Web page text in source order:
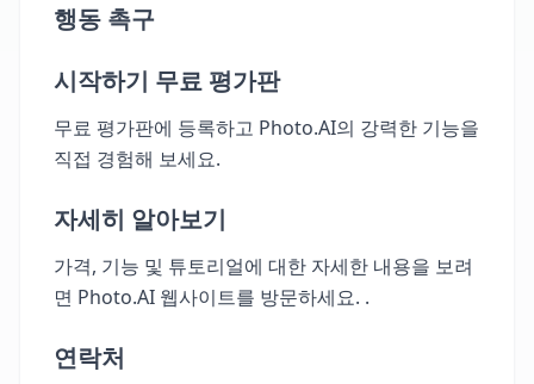
행동 촉구
시작하기 무료 평가판
무료 평가판에 등록하고 Photo.AI의 강력한 기능을
직접 경험해 보세요.
자세히 알아보기
가격, 기능 및 튜토리얼에 대한 자세한 내용을 보려
면 Photo.AI 웹사이트를 방문하세요. .
연락처